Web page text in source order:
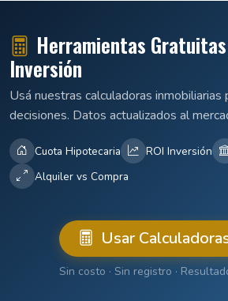
Herramientas
Inversión
Usá nuestras calculadoras
decisiones. Datos actualizados al
Cuota Hipotecaria ROI Inversión
Alquiler vs Compra
Usar
Sin costo · Sin registro ·